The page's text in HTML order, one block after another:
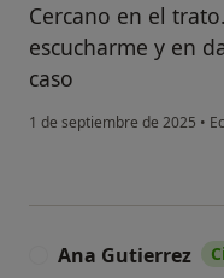
Cercano en el
escucharme y en
caso
1 de septiembre de 2025 •
Ana Gutierrez